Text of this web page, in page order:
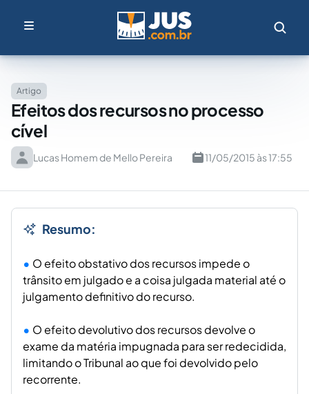
Artigo
Efeitos dos recursos no processo
cível
Lucas Homem de Mello Pereira 11/05/2015 às 17:55
Resumo:
O efeito obstativo dos recursos impede o
trânsito em julgado e a coisa julgada material até o
julgamento definitivo do recurso.
O efeito devolutivo dos recursos devolve o
exame da matéria impugnada para ser redecidida,
limitando o Tribunal ao que foi devolvido pelo
recorrente.